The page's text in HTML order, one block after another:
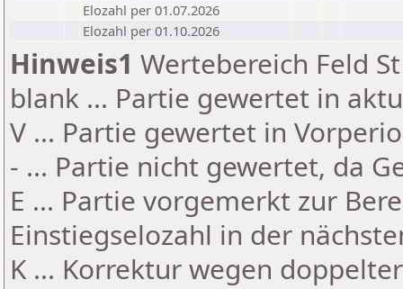
Elozahl per 01.07.2026
Elozahl per 01.10.2026
Hinweis1 Wertebereich Feld
blank ... Partie gewertet in
V ... Partie gewertet in
- ... Partie nicht gewertet, da
E ... Partie vorgemerkt zur
Einstiegselozahl in der
K ... Korrektur wegen